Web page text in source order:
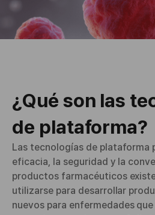
¿Qué son las
de plataforma?
Las tecnologías de plataforma
eficacia, la seguridad y la
productos farmacéuticos
utilizarse para desarrollar
nuevos para enfermedades